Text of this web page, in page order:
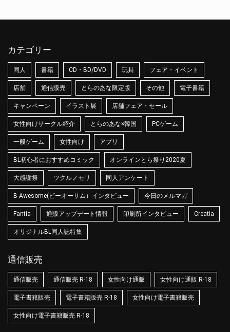
カテゴリー
同人 書籍 CD・BD/DVD 玩具 フェア・イベント
店舗 通信販売 とらのあな限定版 その他 電子書籍
キャンペーン イラスト展 店舗フェア・セール
女性向けサークル紹介 とらのあな×韓国 PCゲーム
一般ゲーム 女性向け アプリ
BL初心者におすすめコミック オンラインとら祭り2020夏
大感謝祭 ツクルノモリ 同人アンケート
B-Awesome(ビーオーサム）インタビュー 今日のメルマガ
Fantia 通販アップデート情報 印刷所インタビュー Creatia
オリジナルBL同人誌特集
通信販売
通信販売 通信販売 R-18 女性向け通販 女性向け通販 R-18
電子書籍販売 電子書籍販売 R-18 女性向け電子書籍販売
女性向け電子書籍販売 R-18